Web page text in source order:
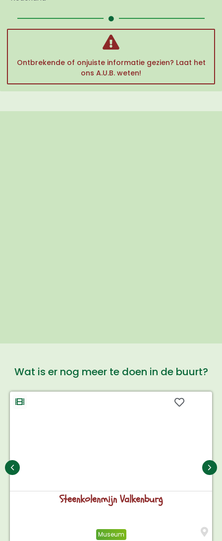
Ontbrekende of onjuiste informatie gezien? Laat het
ons A.U.B. weten!
Wat is er nog meer te doen in de buurt?
Steenkolenmijn Valkenburg
Museum